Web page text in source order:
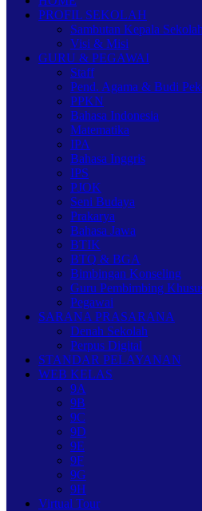
PROFIL SEKOLAH
Sambutan Kepala Sekolah
Visi & Misi
GURU & PEGAWAI
Staff
Pend. Agama & Budi
PPKN
Bahasa Indonesia
Matematika
IPA
Bahasa Inggris
IPS
PJOK
Seni Budaya
Prakarya
Bahasa Jawa
BTIK
BTQ & BGA
Bimbingan Konseling
Guru Pembimbing
Pegawai
SARANA PRASARANA
Denah Sekolah
Perpus Digital
STANDAR PELAYANAN
WEB KELAS
9A
9B
9C
9D
9E
9F
9G
9H
Virtual Tour